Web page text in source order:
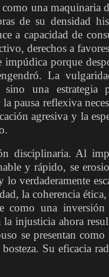
una maquinaria
de su densidad
a capacidad de
derechos a
porque
La
una estrategia
pausa reflexiva
agresiva y la
disciplinaria. Al
y rápido, se
verdaderamente
la coherencia
como una
injusticia ahora
se presentan como
Su eficacia